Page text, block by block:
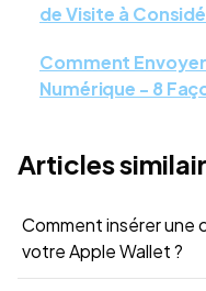
Articles
Comment insérer une
votre Apple Wallet ?
de Visite à
Comment
Numérique - 8